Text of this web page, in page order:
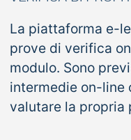
La piattaforma e-
prove di verifica
modulo. Sono
intermedie on-line
valutare la propria